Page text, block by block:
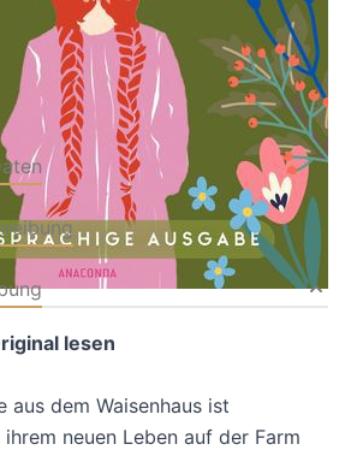
768 Seiten
ISBN: 978-3-
73061570-6
lesen
aus dem Waisenhaus ist
neuen Leben auf der Farm